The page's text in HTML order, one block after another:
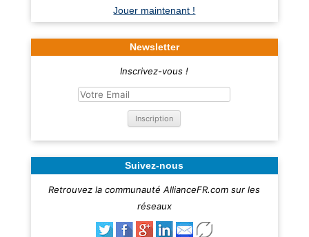
Jouer maintenant !
Newsletter
Inscrivez-vous !
Suivez-nous
Retrouvez la communauté AllianceFR.com sur les
réseaux